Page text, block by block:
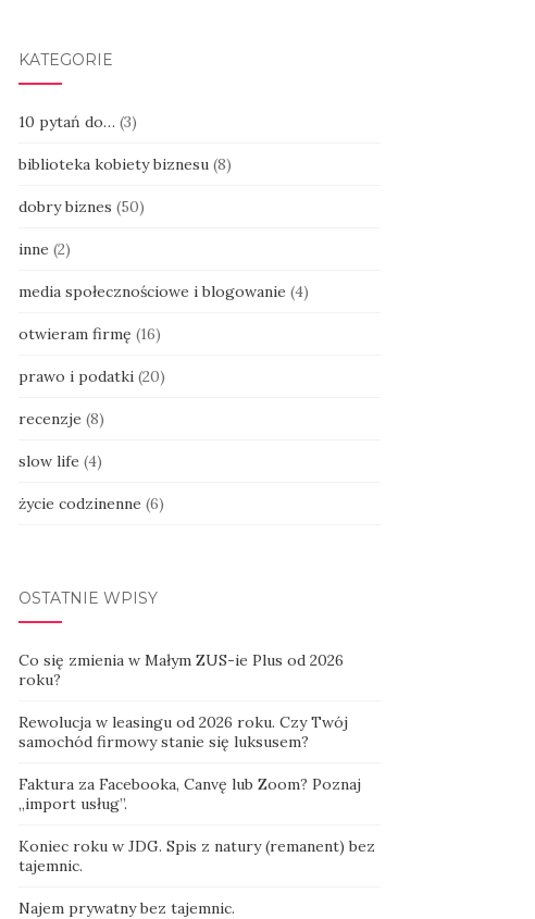
KATEGORIE
10 pytań do… (3)
biblioteka kobiety biznesu (8)
dobry biznes (50)
inne (2)
media społecznościowe i blogowanie (4)
otwieram firmę (16)
prawo i podatki(20)
recenzje (8)
slow life (4)
życie codzinenne (6)
OSTATNIE WPISY
Co się zmienia w Małym ZUS-ie Plus od 2026
roku?
Rewolucja w leasingu od 2026 roku. Czy Twój
samochód firmowy stanie się luksusem?
Faktura za Facebooka, Canvę lub Zoom? Poznaj
„import usług”.
Koniec roku w JDG. Spis z natury (remanent) bez
tajemnic.
Najem prywatny bez tajemnic.